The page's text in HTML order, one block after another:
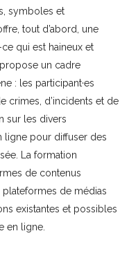
symboles et
tout d’abord, une
qui est haineux et
propose un cadre
: les participant·es
crimes, d’incidents et de
sur les divers
ligne pour diffuser des
La formation
de contenus
de médias
existantes et possibles
en ligne.